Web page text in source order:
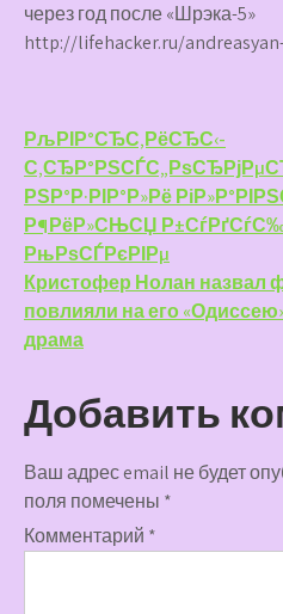
через год после «Шрэка-5»
http://lifehacker.ru/
Навигация
по
записям
РљРІР°СЂС‚РёСЂС‹-
РЅР°Р·РІР°Р»Рё
Р¶РёР»СЊСЏ
РњРѕСЃРєРІРµ
Кристофер Нолан назвал
повлияли на его
драма
Добавить
Ваш адрес email не будет
поля помечены *
Комментарий *